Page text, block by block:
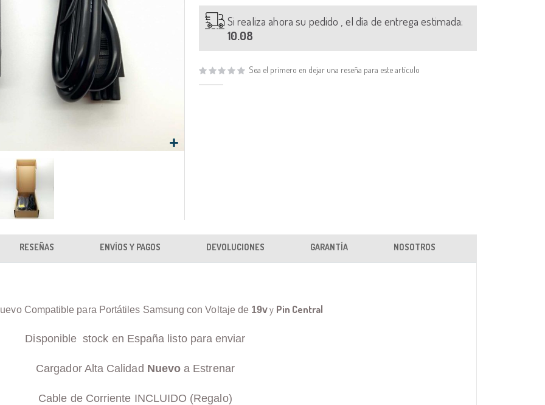
Si realiza ahora su pedido , el día de entrega estimada:
10.08
Sea el primero en dejar una reseña para este artículo
Compatible para Portátiles Samsung con Voltaje de 19v y Pin Central
Disponible stock en España listo para enviar
Cargador Alta Calidad Nuevo a Estrenar
Cable de Corriente INCLUIDO (Regalo)
RESEÑAS ENVÍOS Y PAGOS DEVOLUCIONES GARANTÍA NOSOTROS